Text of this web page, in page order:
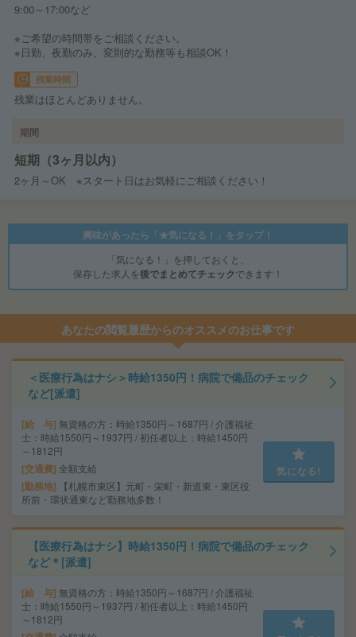
9:00～17:00など
※ご希望の時間帯をご相談ください。
※日勤、夜勤のみ、変則的な勤務等も相談OK！
残業時間
残業はほとんどありません。
期間
短期（3ヶ月以内）
2ヶ月～OK ※スタート日はお気軽にご相談ください！
興味があったら「★気になる！」をタップ！
「気になる！」を押しておくと、
保存した求人を後でまとめてチェックできます！
あなたの閲覧履歴からのオススメのお仕事です
＜医療行為はナシ＞時給1350円！病院で備品のチェック
など[派遣]
給 与 無資格の方：時給1350円～1687円 / 介護福祉
士：時給1550円～1937円 / 初任者以上：時給1450円
～1812円
交通費 全額支給
勤務地
【札幌市東区】元町・栄町・新道東・東区役
所前・環状通東など勤務地多数！
気になる!
【医療行為はナシ】時給1350円！病院で備品のチェック
など＊[派遣]
給 与 無資格の方：時給1350円～1687円 / 介護福祉
士：時給1550円～1937円 / 初任者以上：時給1450円
～1812円